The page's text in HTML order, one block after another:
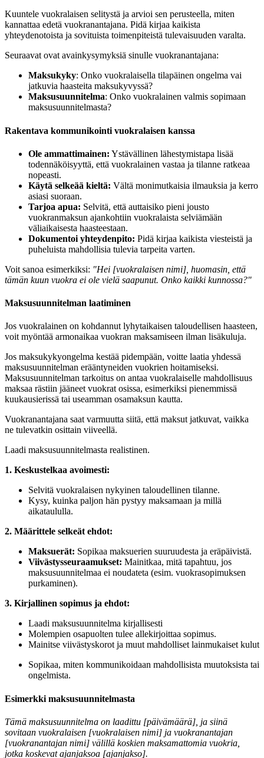
Kuuntele vuokralaisen selitystä ja arvioi sen perusteella, miten
kannattaa edetä vuokranantajana. Pidä kirjaa kaikista
yhteydenotoista ja sovituista toimenpiteistä tulevaisuuden varalta.
Seuraavat ovat avainkysymyksiä sinulle vuokranantajana:
Maksukyky: Onko vuokralaisella tilapäinen ongelma vai
jatkuvia haasteita maksukyvyssä?
Maksusuunnitelma: Onko vuokralainen valmis sopimaan
maksusuunnitelmasta?
Rakentava kommunikointi vuokralaisen kanssa
Ole ammattimainen: Ystävällinen lähestymistapa lisää
todennäköisyyttä, että vuokralainen vastaa ja tilanne ratkeaa
nopeasti.
Käytä selkeää kieltä: Vältä monimutkaisia ilmauksia ja kerro
asiasi suoraan.
Tarjoa apua: Selvitä, että auttaisiko pieni jousto
vuokranmaksun ajankohtiin vuokralaista selviämään
väliaikaisesta haasteestaan.
Dokumentoi yhteydenpito: Pidä kirjaa kaikista viesteistä ja
puheluista mahdollisia tulevia tarpeita varten.
Voit sanoa esimerkiksi: "Hei [vuokralaisen nimi], huomasin, että
tämän kuun vuokra ei ole vielä saapunut. Onko kaikki kunnossa?"
Maksusuunnitelman laatiminen
Jos vuokralainen on kohdannut lyhytaikaisen taloudellisen haasteen,
voit myöntää armonaikaa vuokran maksamiseen ilman lisäkuluja.
Jos maksukykyongelma kestää pidempään, voitte laatia yhdessä
maksusuunnitelman erääntyneiden vuokrien hoitamiseksi.
Maksusuunnitelman tarkoitus on antaa vuokralaiselle mahdollisuus
maksaa rästiin jääneet vuokrat osissa, esimerkiksi pienemmissä
kuukausierissä tai useamman osamaksun kautta.
Vuokranantajana saat varmuutta siitä, että maksut jatkuvat, vaikka
ne tulevatkin osittain viiveellä.
Laadi maksusuunnitelmasta realistinen.
1. Keskustelkaa avoimesti:
Selvitä vuokralaisen nykyinen taloudellinen tilanne.
Kysy, kuinka paljon hän pystyy maksamaan ja millä
aikataululla.
2. Määrittele selkeät ehdot:
Maksuerät: Sopikaa maksuerien suuruudesta ja eräpäivistä.
Viivästysseuraamukset: Mainitkaa, mitä tapahtuu, jos
maksusuunnitelmaa ei noudateta (esim. vuokrasopimuksen
purkaminen).
3. Kirjallinen sopimus ja ehdot:
Laadi maksusuunnitelma kirjallisesti
Molempien osapuolten tulee allekirjoittaa sopimus.
Mainitse viivästyskorot ja muut mahdolliset lainmukaiset kulut
Sopikaa, miten kommunikoidaan mahdollisista muutoksista tai
ongelmista.
Esimerkki maksusuunnitelmasta
Tämä maksusuunnitelma on laadittu [päivämäärä], ja siinä
sovitaan vuokralaisen [vuokralaisen nimi] ja vuokranantajan
[vuokranantajan nimi] välillä koskien maksamattomia vuokria,
jotka koskevat ajanjaksoa [ajanjakso].